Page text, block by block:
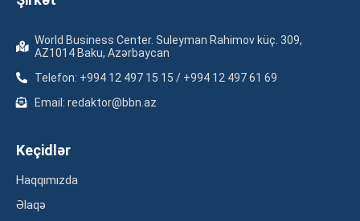
World Business Center. Suleyman Rahimov küç. 309,
AZ1014 Baku, Azərbaycan
Telefon: +994 12 497 15 15 / +994 12 497 61 69
Email: redaktor@bbn.az
Keçidlər
Haqqımızda
Əlaqə